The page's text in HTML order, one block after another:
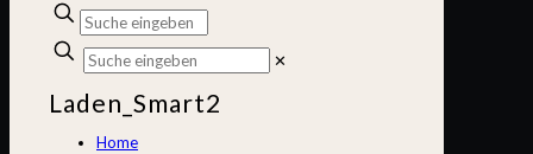
✕
Laden_Smart2
Home